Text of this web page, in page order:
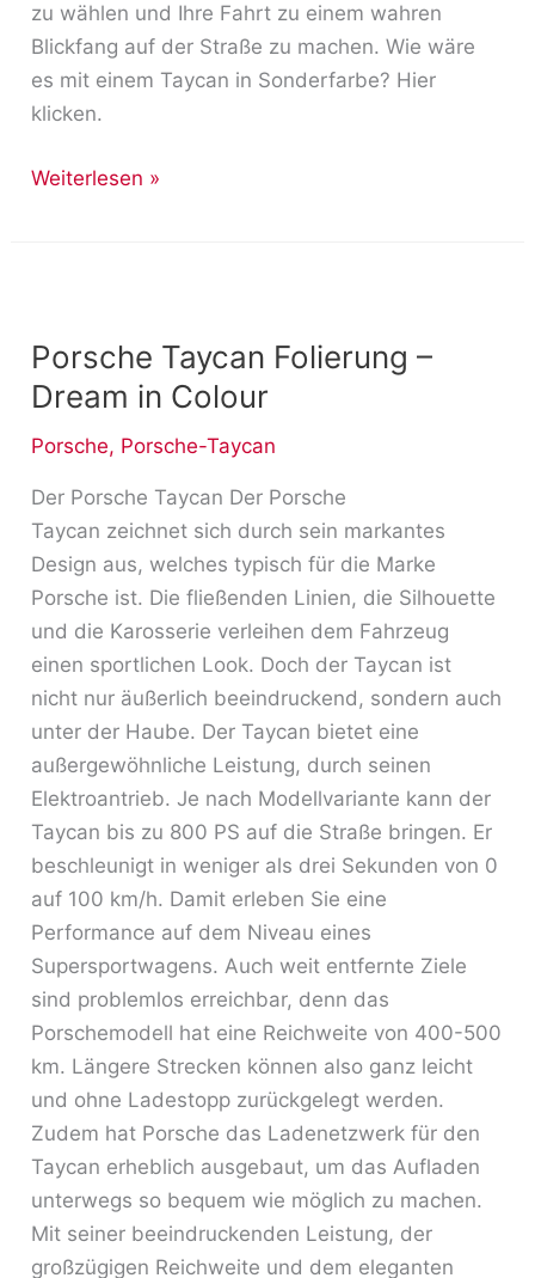
zu wählen und Ihre Fahrt zu einem wahren
Blickfang auf der Straße zu machen. Wie wäre
es mit einem Taycan in Sonderfarbe? Hier
klicken.
Weiterlesen »
Porsche Taycan Folierung –
Dream in Colour
Porsche, Porsche-Taycan
Der Porsche Taycan Der Porsche
Taycan zeichnet sich durch sein markantes
Design aus, welches typisch für die Marke
Porsche ist. Die fließenden Linien, die Silhouette
und die Karosserie verleihen dem Fahrzeug
einen sportlichen Look. Doch der Taycan ist
nicht nur äußerlich beeindruckend, sondern auch
unter der Haube. Der Taycan bietet eine
außergewöhnliche Leistung, durch seinen
Elektroantrieb. Je nach Modellvariante kann der
Taycan bis zu 800 PS auf die Straße bringen. Er
beschleunigt in weniger als drei Sekunden von 0
auf 100 km/h. Damit erleben Sie eine
Performance auf dem Niveau eines
Supersportwagens. Auch weit entfernte Ziele
sind problemlos erreichbar, denn das
Porschemodell hat eine Reichweite von 400-500
km. Längere Strecken können also ganz leicht
und ohne Ladestopp zurückgelegt werden.
Zudem hat Porsche das Ladenetzwerk für den
Taycan erheblich ausgebaut, um das Aufladen
unterwegs so bequem wie möglich zu machen.
Mit seiner beeindruckenden Leistung, der
großzügigen Reichweite und dem eleganten
Folierung
–
in
Colour